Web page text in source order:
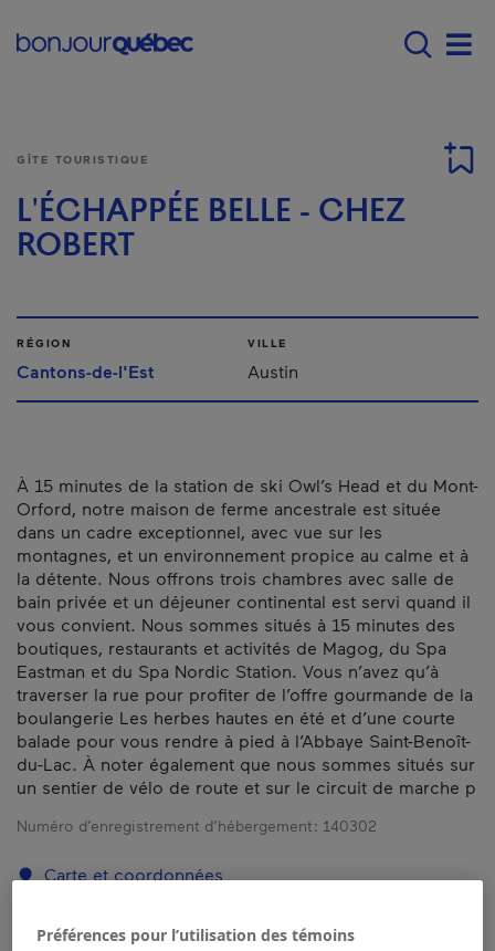
Main navigation -
GÎTE TOURISTIQUE
L'ÉCHAPPÉE BELLE - CHEZ
ROBERT
RÉGION
Cantons-de-l'Est
VILLE
Austin
À 15 minutes de la station de ski Owl’s Head et du Mont-
Orford, notre maison de ferme ancestrale est située
dans un cadre exceptionnel, avec vue sur les
montagnes, et un environnement propice au calme et à
la détente. Nous offrons trois chambres avec salle de
bain privée et un déjeuner continental est servi quand il
vous convient. Nous sommes situés à 15 minutes des
boutiques, restaurants et activités de Magog, du Spa
Eastman et du Spa Nordic Station. Vous n’avez qu’à
traverser la rue pour profiter de l’offre gourmande de la
boulangerie Les herbes hautes en été et d’une courte
balade pour vous rendre à pied à l’Abbaye Saint-Benoît-
du-Lac. À noter également que nous sommes situés sur
un sentier de vélo de route et sur le circuit de marche p
Numéro d’enregistrement d’hébergement : 140302
Carte et coordonnées
Préférences pour l’utilisation des témoins